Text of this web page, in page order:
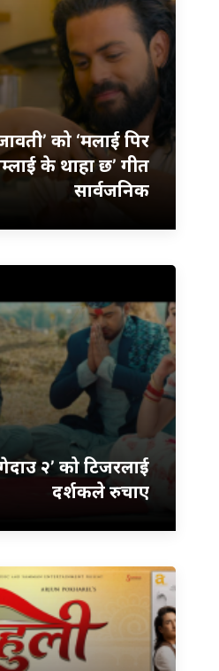
को ‘मलाई पिर
के थाहा छ’ गीत
सार्वजनिक
२’ को टिजरलाई
दर्शकले रुचाए